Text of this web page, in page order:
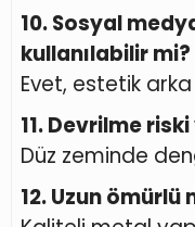
10. Sosyal
kullanılabilir mi?
Evet, estetik
11. Devrilme riski
Düz zeminde
12. Uzun ömürlü